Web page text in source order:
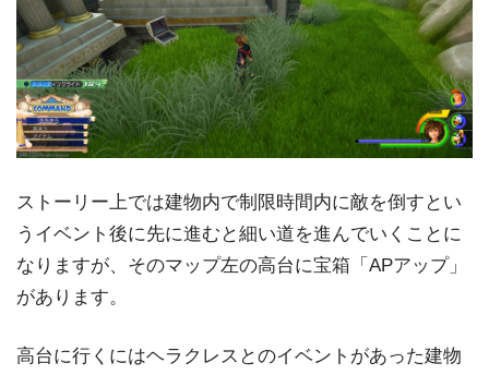
ストーリー上では建物内で制限時間内に敵を倒すとい
うイベント後に先に進むと細い道を進んでいくことに
なりますが、そのマップ左の高台に宝箱「APアップ」
があります。
高台に行くにはヘラクレスとのイベントがあった建物